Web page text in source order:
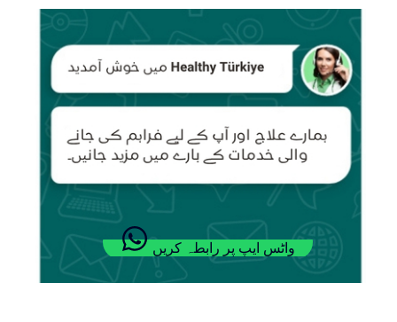
واٹس ایپ پر رابطہ کریں